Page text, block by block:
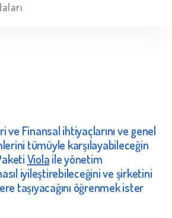
ve Finansal ihtiyaçlarını ve genel
lerini tümüyle karşılayabileceğin
Violaile yönetim
iyileştirebileceğini ve şirketini
taşıyacağını öğrenmek ister